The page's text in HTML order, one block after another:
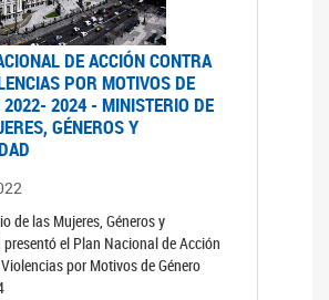
DE ACCIÓN CONTRA
POR MOTIVOS DE
2022- 2024 - MINISTERIO DE
GÉNEROS Y
de las Mujeres, Géneros y
presentó el Plan Nacional de Acción
por Motivos de Género